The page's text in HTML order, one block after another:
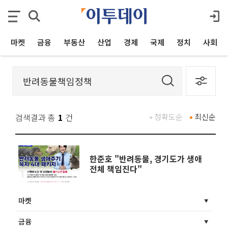
마켓 금융 부동산 산업 경제 국제 정치 사회
검색결과 총 1 건 최신순
정확도순
한준호 "반려동물, 경기도가 생애
전체 책임진다"
마켓
금융